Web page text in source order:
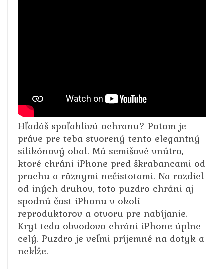
Hľadáš spoľahlivú ochranu? Potom je
práve pre teba stvorený tento elegantný
silikónový obal. Má semišové vnútro,
ktoré chráni iPhone pred škrabancami od
prachu a rôznymi nečistotami. Na rozdiel
od iných druhov, toto puzdro chráni aj
spodnú čast iPhonu v okolí
reproduktorov a otvoru pre nabíjanie.
Kryt teda obvodovo chráni iPhone úplne
celý. Puzdro je veľmi príjemné na dotyk a
nekĺže.